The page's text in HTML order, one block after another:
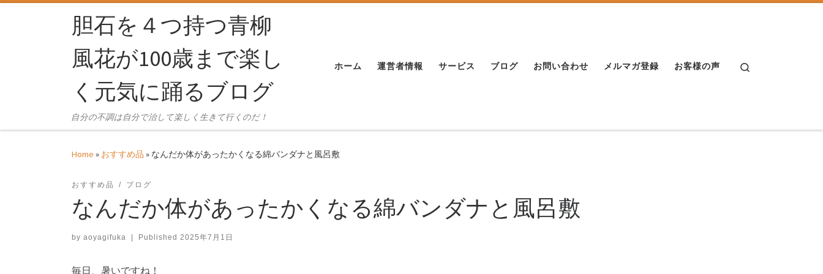
Skip to content胆石を４つ持つ青柳
風花が100歳まで楽し
く元気に踊るブログ
自分の不調は自分で治して楽しく生きて行くのだ！
ホーム 運営者情報 サービス ブログ お問い合わせ メルマガ登録 お客様の声
Home » おすすめ品 » なんだか体があったかくなる綿バンダナと風呂敷
おすすめ品 ブログ
なんだか体があったかくなる綿バンダナと風呂敷
by aoyagifuka Published 2025年7月1日
毎日、暑いですね！